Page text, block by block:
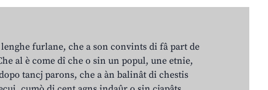
furlane, che a son convints di fâ part de
al è come dî che o sin un popul, une etnie,
tancj parons, che a àn balinât di chestis